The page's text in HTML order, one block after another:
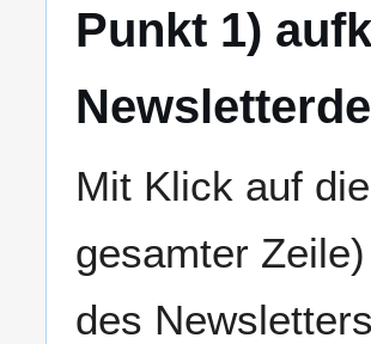
Punkt 1)
Mit Klick auf
gesamter
des